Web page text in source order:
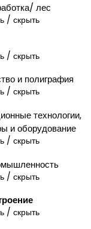
лес
/ скрыть
/ скрыть
и полиграфия
/ скрыть
технологии,
и оборудование
/ скрыть
/ скрыть
/ скрыть